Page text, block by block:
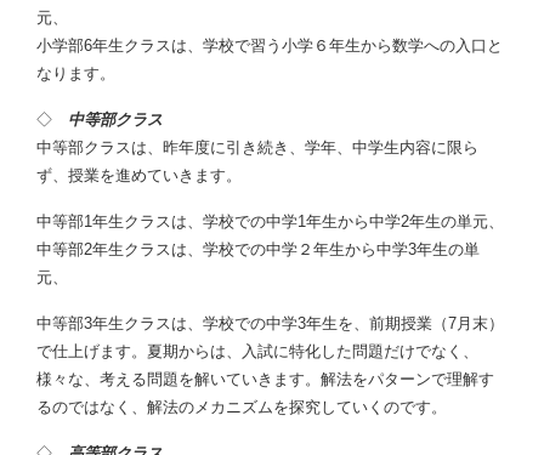
元、
小学部6年生クラスは、学校で習う小学６年生から数学への入口と
なります。
◇ 中等部クラス
中等部クラスは、昨年度に引き続き、学年、中学生内容に限ら
ず、授業を進めていきます。
中等部1年生クラスは、学校での中学1年生から中学2年生の単元、
中等部2年生クラスは、学校での中学２年生から中学3年生の単
元、
中等部3年生クラスは、学校での中学3年生を、前期授業（7月末）
で仕上げます。夏期からは、入試に特化した問題だけでなく、
様々な、考える問題を解いていきます。解法をパターンで理解す
るのではなく、解法のメカニズムを探究していくのです。